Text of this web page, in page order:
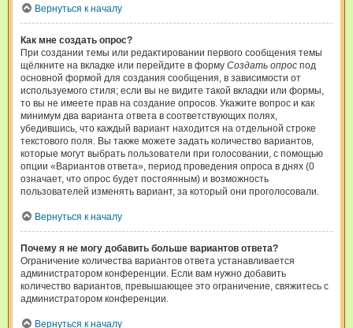
Вернуться к началу
Как мне создать опрос?
При создании темы или редактировании первого сообщения темы
щёлкните на вкладке или перейдите в форму Создать опрос под
основной формой для создания сообщения, в зависимости от
используемого стиля; если вы не видите такой вкладки или формы,
то вы не имеете прав на создание опросов. Укажите вопрос и как
минимум два варианта ответа в соответствующих полях,
убедившись, что каждый вариант находится на отдельной строке
текстового поля. Вы также можете задать количество вариантов,
которые могут выбрать пользователи при голосовании, с помощью
опции «Вариантов ответа», период проведения опроса в днях (0
означает, что опрос будет постоянным) и возможность
пользователей изменять вариант, за который они проголосовали.
Вернуться к началу
Почему я не могу добавить больше вариантов ответа?
Ограничение количества вариантов ответа устанавливается
администратором конференции. Если вам нужно добавить
количество вариантов, превышающее это ограничение, свяжитесь с
администратором конференции.
Вернуться к началу